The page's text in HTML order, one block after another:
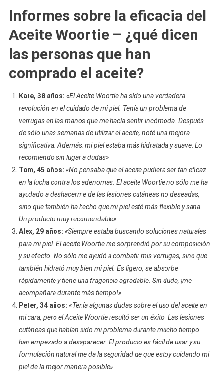
Informes sobre la eficacia del
Aceite Woortie – ¿qué dicen
las personas que han
comprado el aceite?
Kate, 38 años: «El Aceite Woortie ha sido una verdadera
revolución en el cuidado de mi piel. Tenía un problema de
verrugas en las manos que me hacía sentir incómoda. Después
de sólo unas semanas de utilizar el aceite, noté una mejora
significativa. Además, mi piel estaba más hidratada y suave. Lo
recomiendo sin lugar a dudas»
Tom, 45 años: «No pensaba que el aceite pudiera ser tan eficaz
en la lucha contra los adenomas. El aceite Woortie no sólo me ha
ayudado a deshacerme de las lesiones cutáneas no deseadas,
sino que también ha hecho que mi piel esté más flexible y sana.
Un producto muy recomendable».
Alex, 29 años: «Siempre estaba buscando soluciones naturales
para mi piel. El aceite Woortie me sorprendió por su composición
y su efecto. No sólo me ayudó a combatir mis verrugas, sino que
también hidrató muy bien mi piel. Es ligero, se absorbe
rápidamente y tiene una fragancia agradable. Sin duda, ¡me
acompañará durante más tiempo!»
Peter, 34 años: «Tenía algunas dudas sobre el uso del aceite en
mi cara, pero el Aceite Woortie resultó ser un éxito. Las lesiones
cutáneas que habían sido mi problema durante mucho tiempo
han empezado a desaparecer. El producto es fácil de usar y su
formulación natural me da la seguridad de que estoy cuidando mi
piel de la mejor manera posible»